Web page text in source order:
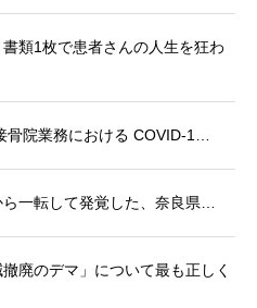
類1枚で患者さんの人生を狂わ
骨院業務における COVID-1…
一転して発覚した、奈良県…
廃のデマ」について最も正しく